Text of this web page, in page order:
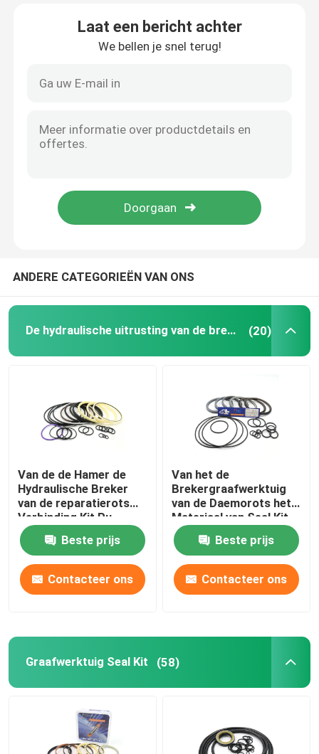
Ongeveer ons
Fabrieksreis
Kwaliteitscontrole
Nieuws
Graafwerktuig Seal Kit
jcb verbindingsuitrusting
De Verbindingsuitrusting van KOMATSU
Hydraulisch Rod Seal
Hydraulische Olieverbinding
Hydraulische Stofverbinding
Hydraulische Bufferring
Hydraulische Slijtagering
Laat een bericht achter
We bellen je snel terug!
ANDERE CATEGORIEËN VAN ONS
De hydraulische uitrusting van de brekerverbinding (20)
Van de de Hamer de
Hydraulische Breker
van de reparatierots
Verbinding Kit Pu
Rubber For Sb 81
Beste prijs
Contacteer ons
Van het de
Brekergraafwerktuig
van de Daemorots het
Materiaal van Seal Kit
PTFE voor DMB 140
Beste prijs
Contacteer ons
Graafwerktuig Seal Kit (58)